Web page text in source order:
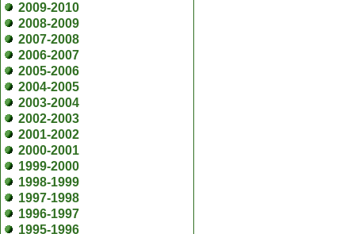
2009-2010
2008-2009
2007-2008
2006-2007
2005-2006
2004-2005
2003-2004
2002-2003
2001-2002
2000-2001
1999-2000
1998-1999
1997-1998
1996-1997
1995-1996